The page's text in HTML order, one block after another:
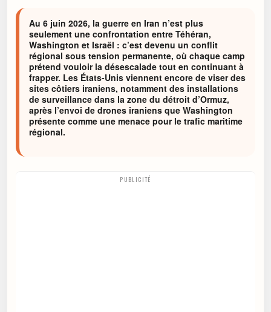
Au 6 juin 2026, la guerre en Iran n’est plus
seulement une confrontation entre Téhéran,
Washington et Israël : c’est devenu un conflit
régional sous tension permanente, où chaque camp
prétend vouloir la désescalade tout en continuant à
frapper. Les États-Unis viennent encore de viser des
sites côtiers iraniens, notamment des installations
de surveillance dans la zone du détroit d’Ormuz,
après l’envoi de drones iraniens que Washington
présente comme une menace pour le trafic maritime
régional.
PUBLICITÉ